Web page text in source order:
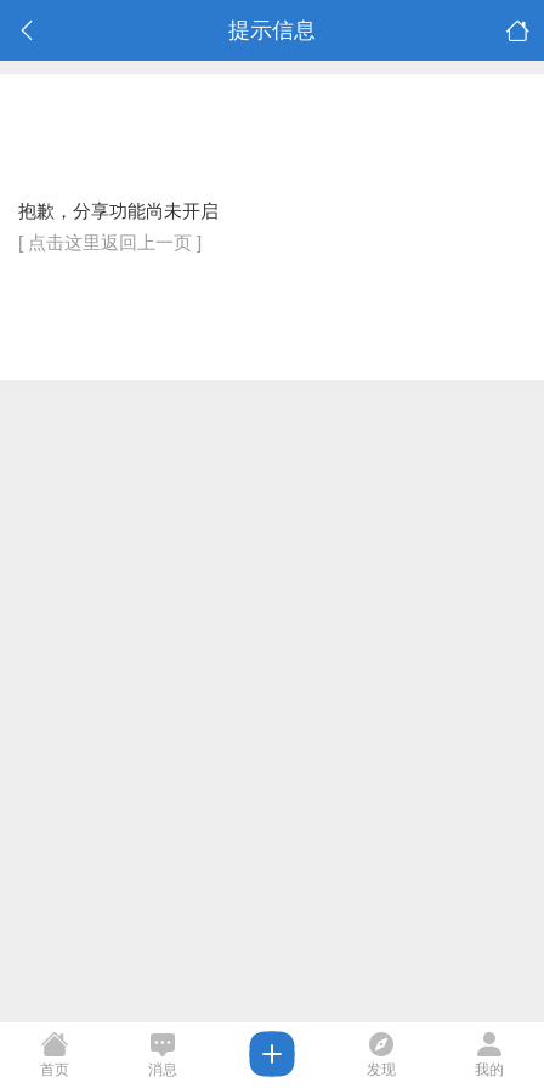
提示信息
抱歉，分享功能尚未开启
[ 点击这里返回上一页 ]
首页 消息 发现 我的